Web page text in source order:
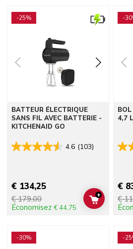
-25%
BATTEUR ÉLECTRIQUE
SANS FIL AVEC BATTERIE -
KITCHENAID GO
4.6 (103)
€ 134,25
€ 179,00
Économisez € 44,75
ADD TO
+
-
BOL
4,7 L
€
€
-30% -